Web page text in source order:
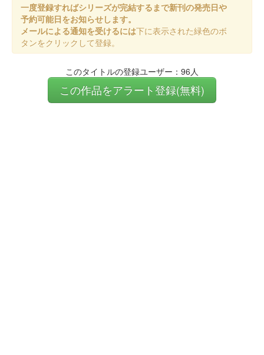
一度登録すればシリーズが完結するまで新刊の発売日や
予約可能日をお知らせします。
メールによる通知を受けるには下に表示された緑色のボ
タンをクリックして登録。
このタイトルの登録ユーザー：96人
この作品をアラート登録(無料)